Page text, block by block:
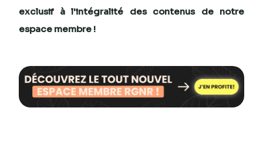
exclusifà l'intégralité des contenus de notre
espace membre !